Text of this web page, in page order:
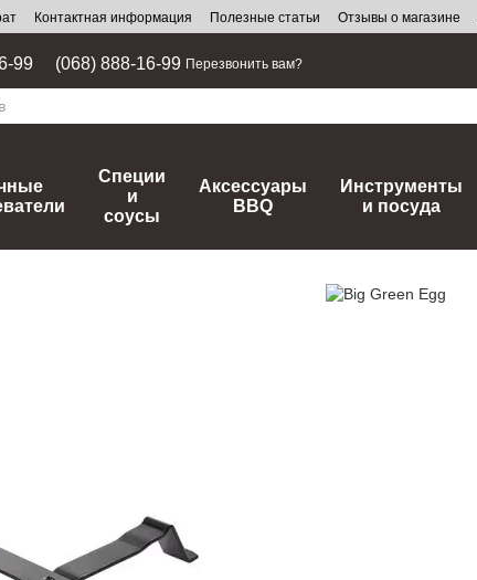
Контактная информация Полезные статьи Отзывы о магазине
99 (068) 888-16-99 Перезвонить вам?
Специи
и
соусы
Аксессуары
BBQ
Инструменты
и посуда